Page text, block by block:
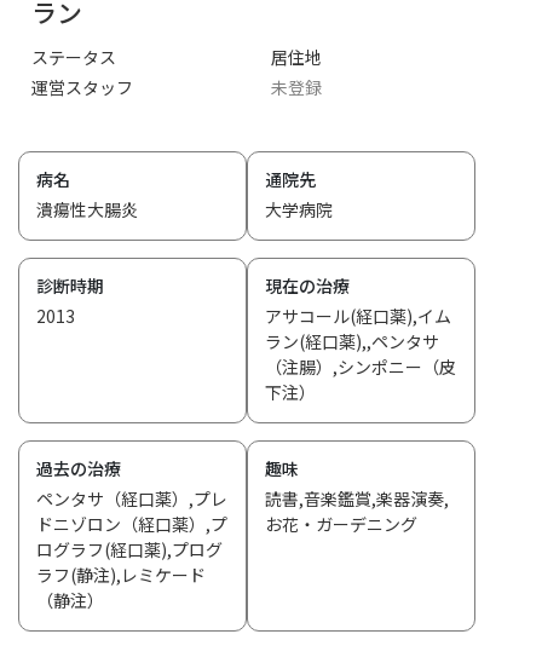
ラン
ステータス
運営スタッフ
居住地
未登録
病名
潰瘍性大腸炎
通院先
大学病院
診断時期
2013
現在の治療
アサコール(経口薬),イム
ラン(経口薬),,ペンタサ
（注腸）,シンポニー（皮
下注）
過去の治療
ペンタサ（経口薬）,プレ
ドニゾロン（経口薬）,プ
ログラフ(経口薬),プログ
ラフ(静注),レミケード
（静注）
趣味
読書,音楽鑑賞,楽器演奏,
お花・ガーデニング